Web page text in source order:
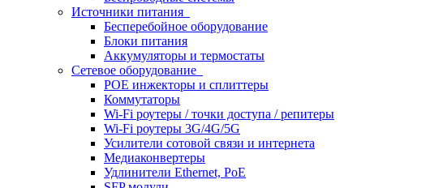
Источники питания
Бесперебойное оборудование
Блоки питания
Аккумуляторы и термостаты
Сетевое оборудование
POE инжекторы и сплиттеры
Коммутаторы
Wi-Fi роутеры / точки доступа / репитеры
Wi-Fi роутеры 3G/4G/5G
Усилители сотовой связи и интернета
Медиаконвертеры
Удлинители Ethernet, PoE